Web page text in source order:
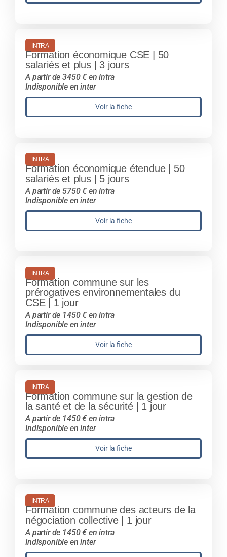
INTRA
Formation économique CSE | 50
salariés et plus | 3 jours
A partir de 3450 € en intra
Indisponible en inter
Voir la fiche
INTRA
Formation économique étendue | 50
salariés et plus | 5 jours
A partir de 5750 € en intra
Indisponible en inter
Voir la fiche
INTRA
Formation commune sur les
prérogatives environnementales du
CSE | 1 jour
A partir de 1450 € en intra
Indisponible en inter
Voir la fiche
INTRA
Formation commune sur la gestion de
la santé et de la sécurité | 1 jour
A partir de 1450 € en intra
Indisponible en inter
Voir la fiche
INTRA
Formation commune des acteurs de la
négociation collective | 1 jour
A partir de 1450 € en intra
Indisponible en inter